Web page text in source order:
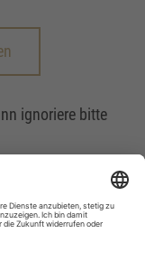
ignoriere bitte